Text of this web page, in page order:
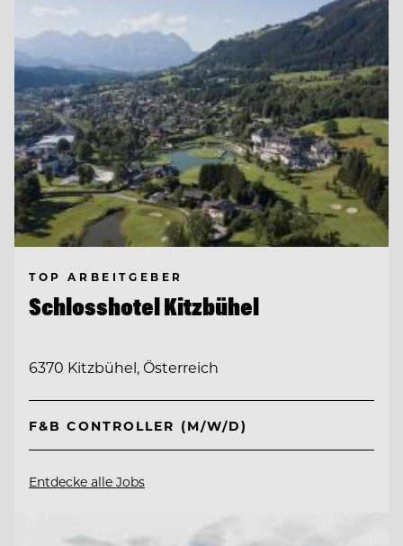
TOP ARBEITGEBER
Schlosshotel Kitzbühel
6370 Kitzbühel, Österreich
F&B CONTROLLER (M/W/D)
Entdecke alle Jobs